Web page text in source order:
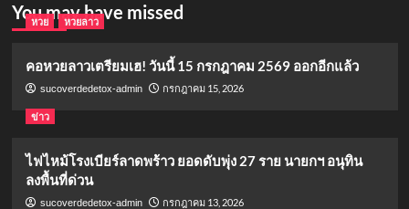
You may have missed
หวย หวยลาว
คอหวยลาวเตรียมเฮ! วันนี้ 15 กรกฎาคม 2569 ออกอีกแล้ว
sucoverdedetox-admin กรกฎาคม 15, 2026
ข่าว
ไฟไหม้โรงเบียร์ลาดพร้าว ยอดดับพุ่ง 27 ราย นายกฯ อนุทิน
ลงพื้นที่ด่วน
sucoverdedetox-admin กรกฎาคม 13, 2026